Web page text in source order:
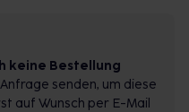
keine Bestellung
senden, um diese
auf Wunsch per E-Mail